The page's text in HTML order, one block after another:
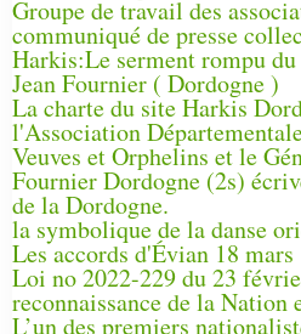
Groupe de travail des
communiqué de presse
Harkis:Le serment rompu
Jean Fournier ( Dordogne )
La charte du site Harkis
l'Association
Veuves et Orphelins et le
Fournier Dordogne (2s)
de la Dordogne.
la symbolique de la danse
Les accords d'Évian 18 mars
Loi no 2022-229 du 23
reconnaissance de la Nation
L’un des premiers